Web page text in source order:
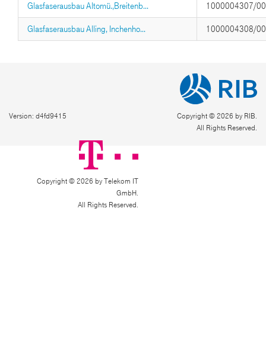
Glasfaserausbau Altomü.,Breitenb... 1000004307/
Glasfaserausbau Alling, Inchenho... 1000004308/
Version: d4fd9415
Copyright © 2026 by RIB.
All Rights Reserved.
Copyright © 2026 by Telekom IT
GmbH.
All Rights Reserved.